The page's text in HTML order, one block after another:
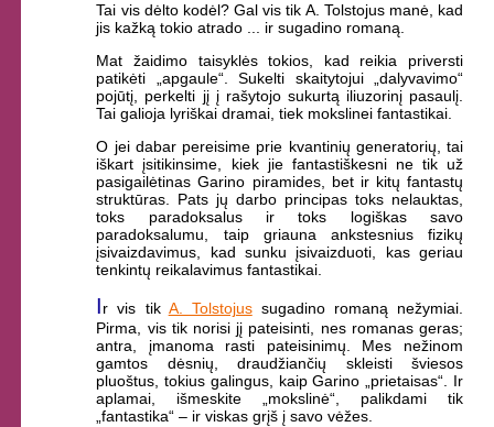
Tai vis dėlto kodėl? Gal vis tik A. Tolstojus manė, kad
jis kažką tokio atrado ... ir sugadino romaną.
Mat žaidimo taisyklės tokios, kad reikia priversti
patikėti „apgaule“. Sukelti skaitytojui „dalyvavimo“
pojūtį, perkelti jį į rašytojo sukurtą iliuzorinį pasaulį.
Tai galioja lyriškai dramai, tiek mokslinei fantastikai.
O jei dabar pereisime prie kvantinių generatorių, tai
iškart įsitikinsime, kiek jie fantastiškesni ne tik už
pasigailėtinas Garino piramides, bet ir kitų fantastų
struktūras. Pats jų darbo principas toks nelauktas,
toks paradoksalus ir toks logiškas savo
paradoksalumu, taip griauna ankstesnius fizikų
įsivaizdavimus, kad sunku įsivaizduoti, kas geriau
tenkintų reikalavimus fantastikai.
Ir vis tik A. Tolstojussugadino romaną nežymiai.
Pirma, vis tik norisi jį pateisinti, nes romanas geras;
antra, įmanoma rasti pateisinimų. Mes nežinom
gamtos dėsnių, draudžiančių skleisti šviesos
pluoštus, tokius galingus, kaip Garino „prietaisas“. Ir
aplamai, išmeskite „mokslinė“, palikdami tik
„fantastika“ – ir viskas grįš į savo vėžes.